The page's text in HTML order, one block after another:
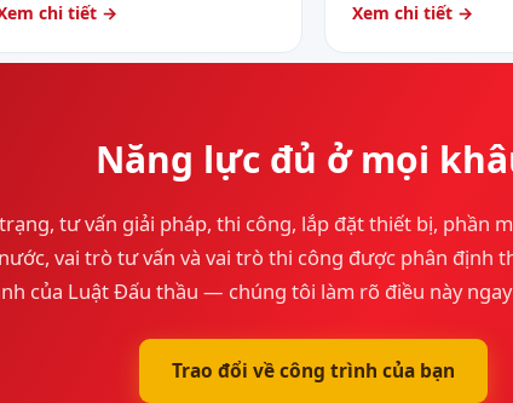
chi tiết →
Xem chi tiết →
Năng lực đủ ở mọi
tư vấn giải pháp, thi công, lắp đặt thiết bị, phần
vai trò tư vấn và vai trò thi công được phân định
của Luật Đấu thầu — chúng tôi làm rõ điều này
Trao đổi về công trình của bạn